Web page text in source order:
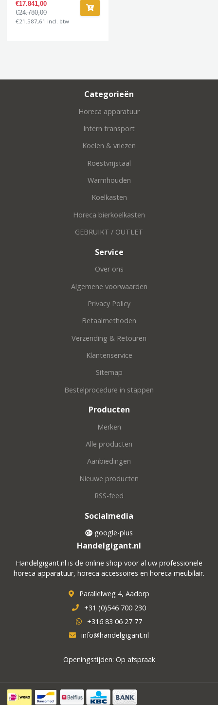
€17.841,00
€24.780,00
€21.587,61 incl. btw
Categorieën
Horeca apparatuur
Intern transport
Koelen & vriezen
Roestvrijstaal
Warmhouden
Koelkasten
Horeca bierkoelkasten
GEBRUIKT / OUTLET
Service
Over ons
Algemene voorwaarden
Privacy Policy
Betaalmethoden
Verzending & Retouren
Klantenservice
Sitemap
Bestelprocedure in stappen
Producten
Merken
Alle producten
Aanbiedingen
Nieuwe producten
RSS-feed
Socialmedia
google-plus
Handelgigant.nl
Handelgigant.nl is de online shop voor al uw professionele
horeca apparatuur, horeca accessoires en horeca meubilair.
Parallelweg 4, Aadorp
+31 (0)546 700 230
+316 83 06 27 77
info@handelgigant.nl
Openingstijden: Op afspraak